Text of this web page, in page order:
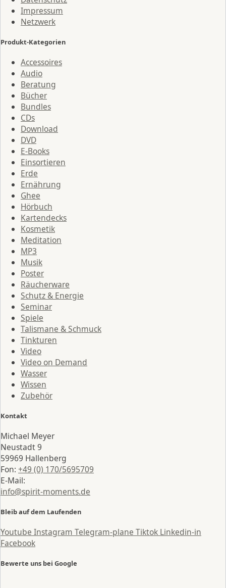
Impressum
Netzwerk
Produkt-Kategorien
Accessoires
Audio
Beratung
Bücher
Bundles
CDs
Download
DVD
E-Books
Einsortieren
Erde
Ernährung
Ghee
Hörbuch
Kartendecks
Kosmetik
Meditation
MP3
Musik
Poster
Räucherware
Schutz & Energie
Seminar
Spiele
Talismane & Schmuck
Tinkturen
Video
Video on Demand
Wasser
Wissen
Zubehör
Kontakt
Michael Meyer
Neustadt 9
59969 Hallenberg
Fon: +49 (0) 170/5695709
E-Mail:
info@spirit-moments.de
Bleib auf dem Laufenden
Youtube Instagram Telegram-plane Tiktok Linkedin-in
Facebook
Bewerte uns bei Google